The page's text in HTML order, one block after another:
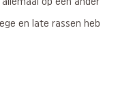
op een ander
en late rassen heb